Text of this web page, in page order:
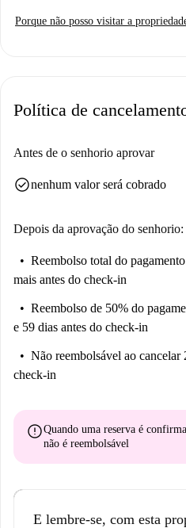
Porque não posso visitar a
Política de
Antes de o senhorio aprovar
check_circlenenhum valor será cobrado
Depois da aprovação do senhorio:
Reembolso total do
mais antes do check-in
Reembolso de 50% do
e 59 dias antes do check-in
Não reembolsável ao cancelar
check-in
errorQuando uma reserva é
não é reembolsável
E lembre-se, com esta